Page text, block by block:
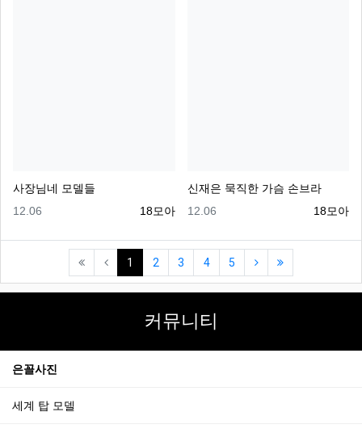
사장님네 모델들
등록자
18모아
등록일
12.06
신재은 묵직한 가슴 손브라
등록자
18모아
등록일
12.06
1 (current)
2 3 4 5 (next)(last)
커뮤니티
은꼴사진
세계 탑 모델